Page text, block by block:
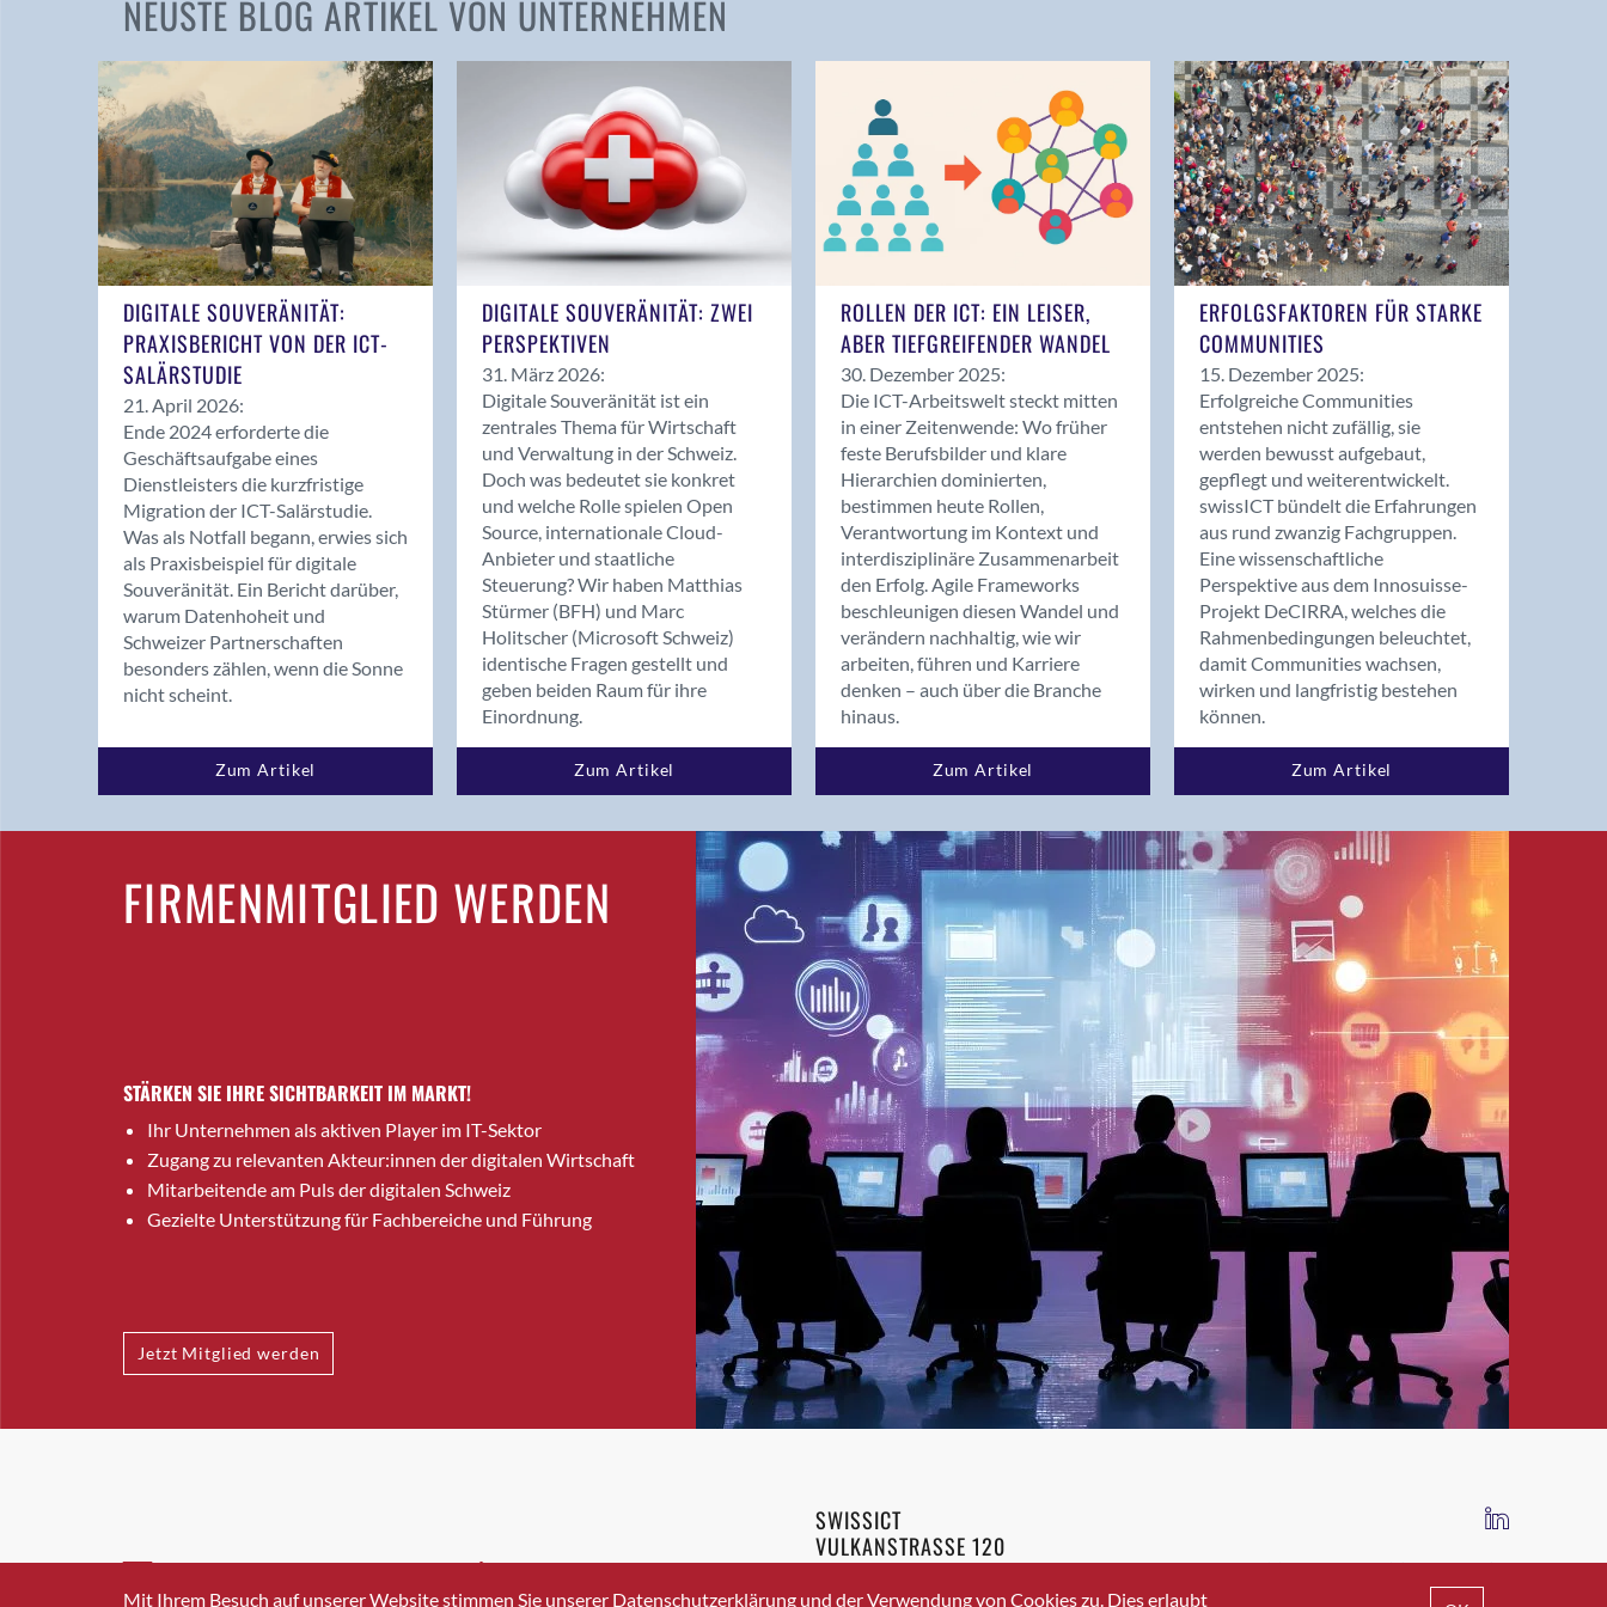
Andelfingen
Balsthal
Balzers
Bassersdorf
Benken (SG)
Bergdietikon
Bern - Liebefeld
Birsfelden
Bolligen
Bonaduz
Bonstetten
Bottighofen
Bremgarten bei Bern
Brig-Glis
Bronschhofen
Brugg
Brugg AG
Burgdorf
Bäretswil
Bülach
Cazis
Crissier
Davos Platz
NEUSTE BLOG ARTIKEL VON UNTERNEHMEN
DIGITALE SOUVERÄNITÄT:
PRAXISBERICHT VON DER ICT-
SALÄRSTUDIE
21. April 2026:
Ende 2024 erforderte die
Geschäftsaufgabe eines
Dienstleisters die kurzfristige
Migration der ICT-Salärstudie.
Was als Notfall begann, erwies sich
als Praxisbeispiel für digitale
Souveränität. Ein Bericht darüber,
warum Datenhoheit und
Schweizer Partnerschaften
besonders zählen, wenn die Sonne
nicht scheint.
Zum Artikel
DIGITALE SOUVERÄNITÄT: ZWEI
PERSPEKTIVEN
31. März 2026:
Digitale Souveränität ist ein
zentrales Thema für Wirtschaft
und Verwaltung in der Schweiz.
Doch was bedeutet sie konkret
und welche Rolle spielen Open
Source, internationale Cloud-
Anbieter und staatliche
Steuerung? Wir haben Matthias
Stürmer (BFH) und Marc
Holitscher (Microsoft Schweiz)
identische Fragen gestellt und
geben beiden Raum für ihre
Einordnung.
Zum Artikel
ROLLEN DER ICT: EIN LEISER,
ABER TIEFGREIFENDER WANDEL
30. Dezember 2025:
Die ICT-Arbeitswelt steckt mitten
in einer Zeitenwende: Wo früher
feste Berufsbilder und klare
Hierarchien dominierten,
bestimmen heute Rollen,
Verantwortung im Kontext und
interdisziplinäre Zusammenarbeit
den Erfolg. Agile Frameworks
beschleunigen diesen Wandel und
verändern nachhaltig, wie wir
arbeiten, führen und Karriere
denken – auch über die Branche
hinaus.
Zum Artikel
ERFOLGSFAKTOREN FÜR STARKE
COMMUNITIES
15. Dezember 2025:
Erfolgreiche Communities
entstehen nicht zufällig, sie
werden bewusst aufgebaut,
gepflegt und weiterentwickelt.
swissICT bündelt die Erfahrungen
aus rund zwanzig Fachgruppen.
Eine wissenschaftliche
Perspektive aus dem Innosuisse-
Projekt DeCIRRA, welches die
Rahmenbedingungen beleuchtet,
damit Communities wachsen,
wirken und langfristig bestehen
können.
Zum Artikel
FIRMENMITGLIED WERDEN
STÄRKEN SIE IHRE SICHTBARKEIT IM MARKT!
Ihr Unternehmen als aktiven Player im IT-Sektor
Zugang zu relevanten Akteur:innen der digitalen Wirtschaft
Mitarbeitende am Puls der digitalen Schweiz
Gezielte Unterstützung für Fachbereiche und Führung
Jetzt Mitglied werden
INFO@SWISSICT.CH +41 43 336 40 20
SWISSICT
VULKANSTRASSE 120
8048 ZURICH
IMPRESSUM DATENSCHUTZ AGB
Mit Ihrem Besuch auf unserer Website stimmen Sie unserer Datenschutzerklärung und der Verwendung von Cookies zu. Dies erlaubt